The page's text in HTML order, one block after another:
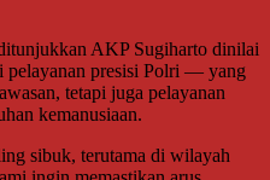
AKP Sugiharto dinilai
pelayanan presisi Polri — yang
tetapi juga pelayanan
kemanusiaan.
sibuk, terutama di wilayah